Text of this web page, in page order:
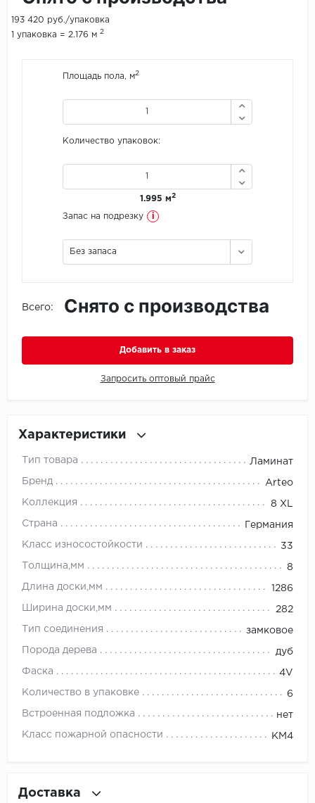
Krono Xonic
LimeStone
Lucky Floor
Made in Belgium
Natisston
No brand
Pergo
Quality Flooring
Smartprofile
193 420 руб./упаковка
1 упаковка = 2.176 м 2
Площадь пола, м2
Количество упаковок:
1.995 м2
Запас на подрезку i
Без запаса
Всего: Снято с производства
Добавить в заказ
Запросить оптовый прайс
Характеристики
Тип товара Ламинат
Бренд Arteo
Коллекция 8 XL
Страна Германия
Класс износостойкости 33
Толщина,мм 8
Длина доски,мм 1286
Ширина доски,мм 282
Тип соединения замковое
Порода дерева дуб
Фаска 4V
Количество в упаковке 6
Встроенная подложка нет
Класс пожарной опасности КМ4
Доставка